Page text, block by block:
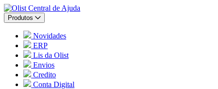
Central de Ajuda
Produtos
Novidades
ERP
Lis da Olist
Envios
Credito
Conta Digital